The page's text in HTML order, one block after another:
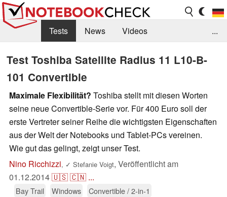
Tests News
Videos
Kaufberatung
Deals
Forum
...
Test Toshiba Satellite Radius 11 L10-B-
101 Convertible
Maximale Flexibilität? Toshiba stellt mit diesen Worten
seine neue Convertible-Serie vor. Für 400 Euro soll der
erste Vertreter seiner Reihe die wichtigsten Eigenschaften
aus der Welt der Notebooks und Tablet-PCs vereinen.
Wie gut das gelingt, zeigt unser Test.
Nino Ricchizzi, ✓ Stefanie Voigt, Veröffentlicht am
01.12.2014🇺🇸🇨🇳 ...
Bay Trail Windows Convertible / 2-in-1